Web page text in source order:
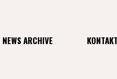
NEWS ARCHIVE KONTAKT